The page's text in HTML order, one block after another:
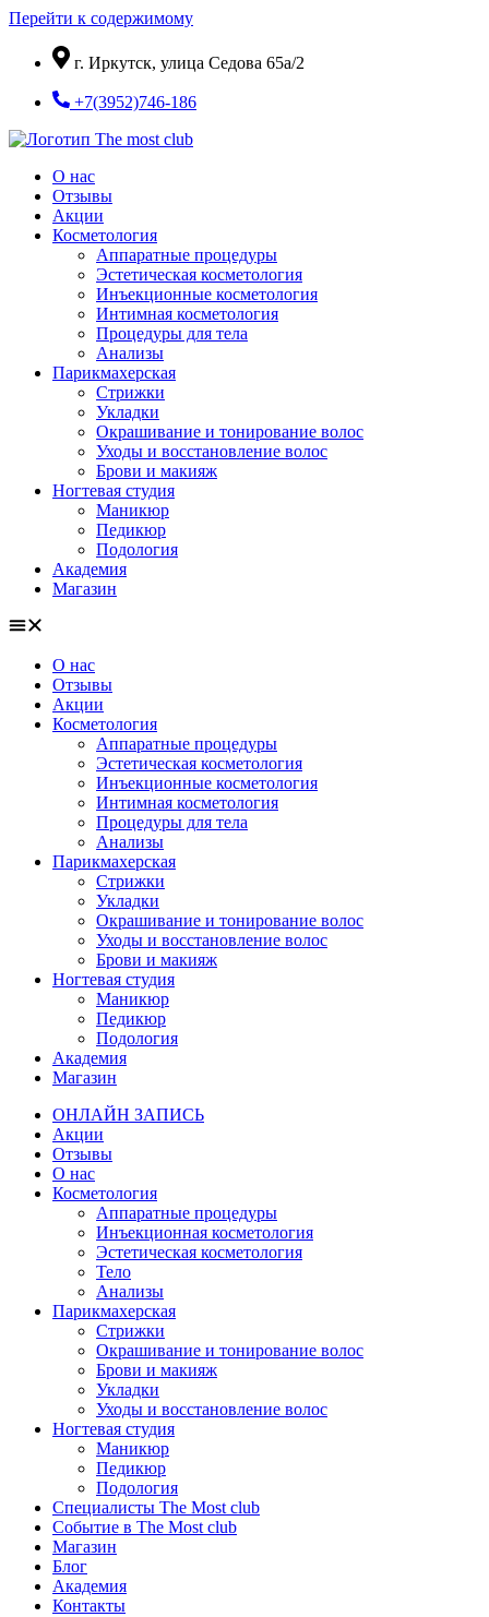
Перейти к содержимому
г. Иркутск, улица Седова 65а/2
+7(3952)746-186
О нас
Отзывы
Акции
Косметология
Аппаратные процедуры
Эстетическая косметология
Инъекционные косметология
Интимная косметология
Процедуры для тела
Анализы
Парикмахерская
Стрижки
Укладки
Окрашивание и тонирование волос
Уходы и восстановление волос
Брови и макияж
Ногтевая студия
Маникюр
Педикюр
Подология
Академия
Магазин
О нас
Отзывы
Акции
Косметология
Аппаратные процедуры
Эстетическая косметология
Инъекционные косметология
Интимная косметология
Процедуры для тела
Анализы
Парикмахерская
Стрижки
Укладки
Окрашивание и тонирование волос
Уходы и восстановление волос
Брови и макияж
Ногтевая студия
Маникюр
Педикюр
Подология
Академия
Магазин
ОНЛАЙН ЗАПИСЬ
Акции
Отзывы
О нас
Косметология
Аппаратные процедуры
Инъекционная косметология
Эстетическая косметология
Тело
Анализы
Парикмахерская
Стрижки
Окрашивание и тонирование волос
Брови и макияж
Укладки
Уходы и восстановление волос
Ногтевая студия
Маникюр
Педикюр
Подология
Специалисты The Most club
Событие в The Most club
Магазин
Блог
Академия
Контакты